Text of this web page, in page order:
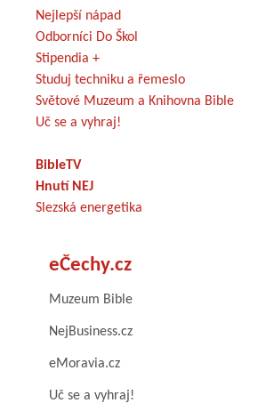
Nejlepší nápad
Odborníci Do Škol
Stipendia +
Studuj techniku a řemeslo
Světové Muzeum a Knihovna Bible
Uč se a vyhraj!
BibleTV
Hnutí NEJ
Slezská energetika
eČechy.cz
Muzeum Bible
NejBusiness.cz
eMoravia.cz
Uč se a vyhraj!